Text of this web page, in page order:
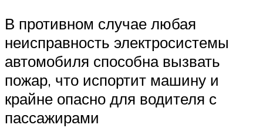
В противном случае любая
неисправность электросистемы
автомобиля способна вызвать
пожар, что испортит машину и
крайне опасно для водителя с
пассажирами